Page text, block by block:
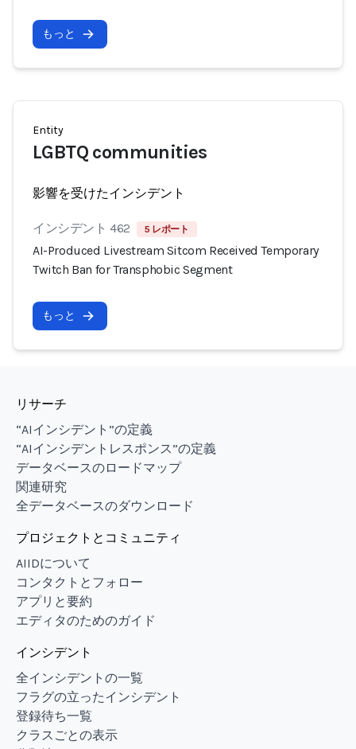
もっと
Entity
LGBTQ communities
影響を受けたインシデント
インシデント 462 5 レポート
AI-Produced Livestream Sitcom Received Temporary
Twitch Ban for Transphobic Segment
もっと
リサーチ
“AIインシデント”の定義
“AIインシデントレスポンス”の定義
データベースのロードマップ
関連研究
全データベースのダウンロード
プロジェクトとコミュニティ
AIIDについて
コンタクトとフォロー
アプリと要約
エディタのためのガイド
インシデント
全インシデントの一覧
フラグの立ったインシデント
登録待ち一覧
クラスごとの表示